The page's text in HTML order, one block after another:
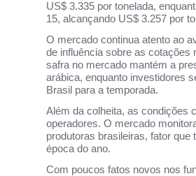
US$ 3.335 por tonelada,
15, alcançando US$ 3.257 por
O mercado continua atento ao
de influência sobre as cotações
safra no mercado mantém a
arábica, enquanto investidores
Brasil para a temporada.
Além da colheita, as condições
operadores. O mercado
produtoras brasileiras, fator que
época do ano.
Com poucos fatos novos nos